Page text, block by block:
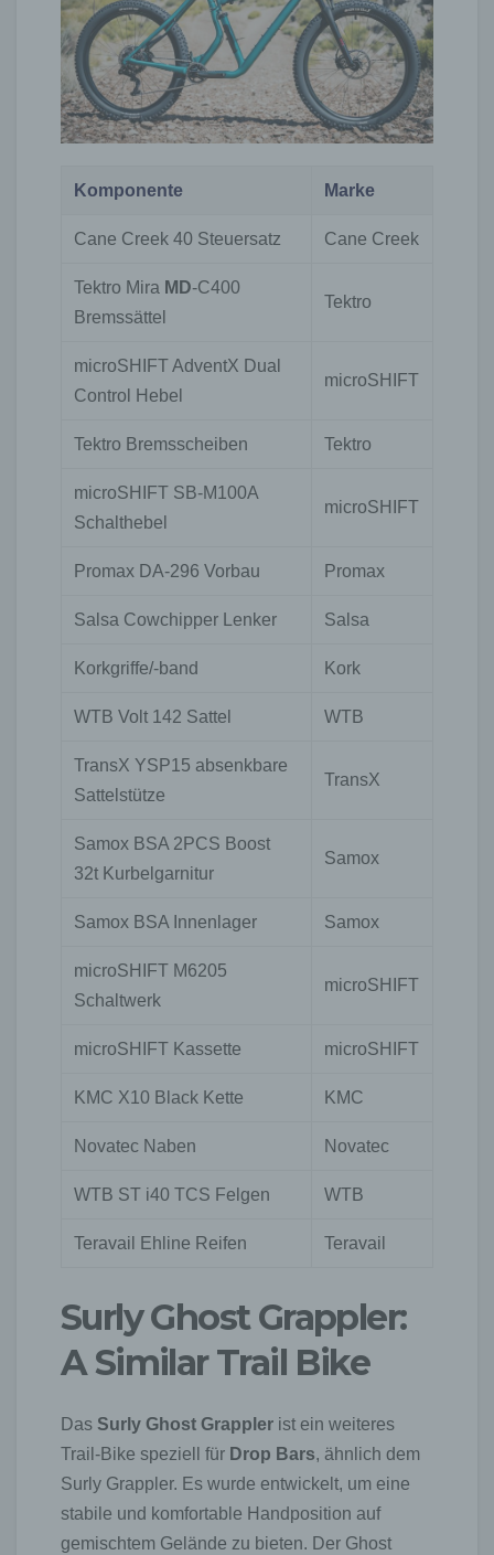
Komponente Marke
Cane Creek 40 Steuersatz Cane Creek
Tektro Mira MD-C400
Bremssättel
Tektro
microSHIFT AdventX Dual
Control Hebel
microSHIFT
Tektro Bremsscheiben Tektro
microSHIFT SB-M100A
Schalthebel
microSHIFT
Promax DA-296 Vorbau Promax
Salsa Cowchipper Lenker Salsa
Korkgriffe/-band Kork
WTB Volt 142 Sattel WTB
TransX YSP15 absenkbare
Sattelstütze
TransX
Samox BSA 2PCS Boost
32t Kurbelgarnitur
Samox
Samox BSA Innenlager Samox
microSHIFT M6205
Schaltwerk
microSHIFT
microSHIFT Kassette microSHIFT
KMC X10 Black Kette KMC
Novatec Naben Novatec
WTB ST i40 TCS Felgen WTB
Teravail Ehline Reifen Teravail
Surly Ghost Grappler:
A Similar Trail Bike
Das Surly Ghost Grappler ist ein weiteres
Trail-Bike speziell für Drop Bars, ähnlich dem
Surly Grappler. Es wurde entwickelt, um eine
stabile und komfortable Handposition auf
gemischtem Gelände zu bieten. Der Ghost